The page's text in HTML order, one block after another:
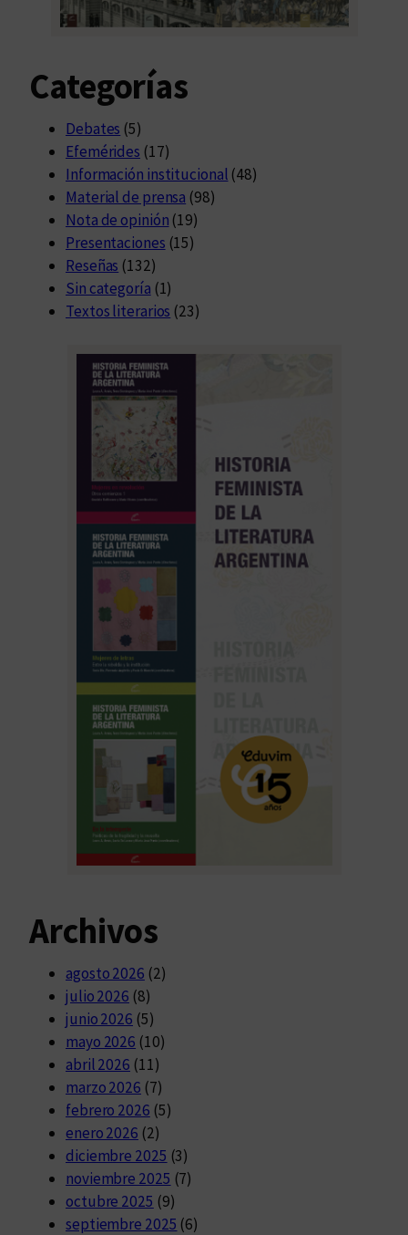
M
í
a
Categorías
Debates (5)
Efemérides (17)
Información institucional (48)
Material de prensa (98)
Nota de opinión (19)
Presentaciones (15)
Reseñas (132)
Sin categoría (1)
Textos literarios (23)
Archivos
agosto 2026 (2)
julio 2026 (8)
junio 2026 (5)
mayo 2026 (10)
abril 2026 (11)
marzo 2026 (7)
febrero 2026 (5)
enero 2026 (2)
diciembre 2025 (3)
noviembre 2025 (7)
octubre 2025 (9)
septiembre 2025 (6)